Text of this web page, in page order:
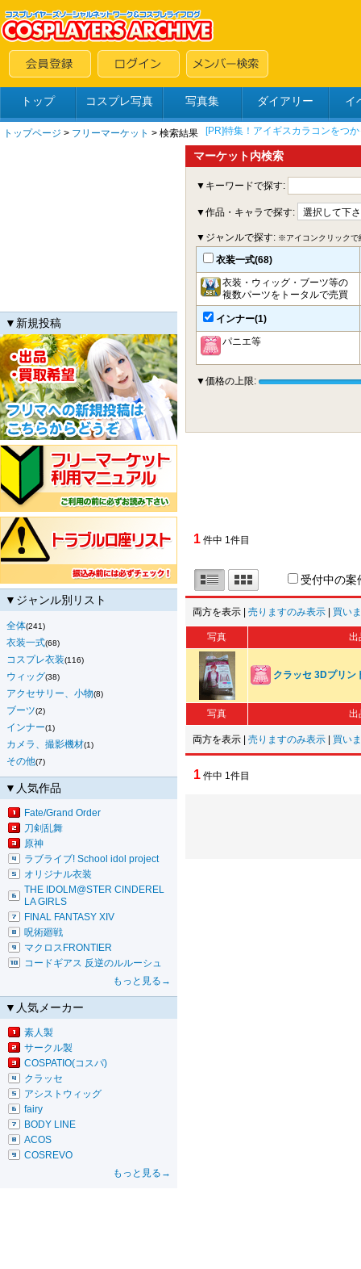
トップ コスプレ写真 写真集 ダイアリー イ
トップページ > フリーマーケット > 検索結果
▼新規投稿
▼ジャンル別リスト
全体(241)
衣装一式(68)
コスプレ衣装(116)
ウィッグ(38)
アクセサリー、小物(8)
ブーツ(2)
インナー(1)
カメラ、撮影機材(1)
その他(7)
▼人気作品
Fate/Grand Order
刀剣乱舞
原神
ラブライブ! School idol project
オリジナル衣装
THE IDOLM@STER CINDEREL
LA GIRLS
FINAL FANTASY XIV
呪術廻戦
マクロスFRONTIER
コードギアス 反逆のルルーシュ
もっと見る→
▼人気メーカー
素人製
サークル製
COSPATIO(コスパ)
クラッセ
アシストウィッグ
fairy
BODY LINE
ACOS
COSREVO
もっと見る→
マーケット内検索
▼キーワードで探す:
▼作品・キャラで探す:
▼ジャンルで探す: ※アイコンクリックで
衣装一式(68)
衣装・ウィッグ・ブーツ等の
複数パーツをトータルで売買
インナー(1)
パニエ等
▼価格の上限:
1 件中 1件目
受付中の案
両方を表示 | 売りますのみ表示 買い
写真 出
クラッセ 3Dプリン
写真 出
両方を表示 | 売りますのみ表示 買い
1 件中 1件目